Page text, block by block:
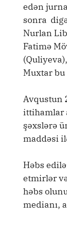
edən
sonra
Nurlan
Fatimə
Muxtar bu
Avqustun
ittihamlar
şəxslərə
maddəsi
Həbs
etmirlər
həbs
medianı,